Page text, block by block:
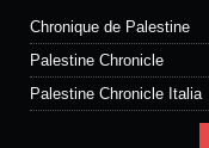
Chronique de Palestine
Palestine Chronicle
Palestine Chronicle Italia